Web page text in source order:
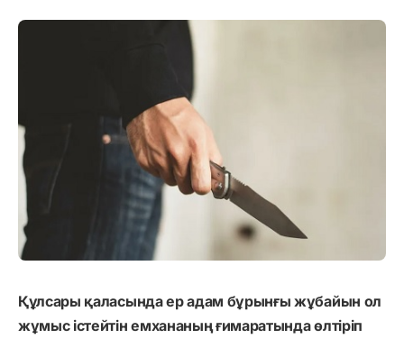
Құлсары қаласында ер адам бұрынғы жұбайын ол
жұмыс істейтін емхананың ғимаратында өлтіріп